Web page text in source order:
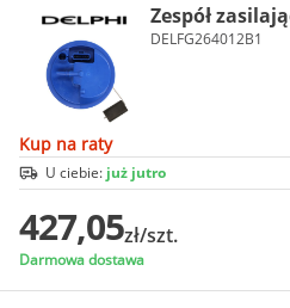
Zespół
DELFG264012B1
Kup na raty
U ciebie: już jutro
427,05zł/szt.
Darmowa dostawa